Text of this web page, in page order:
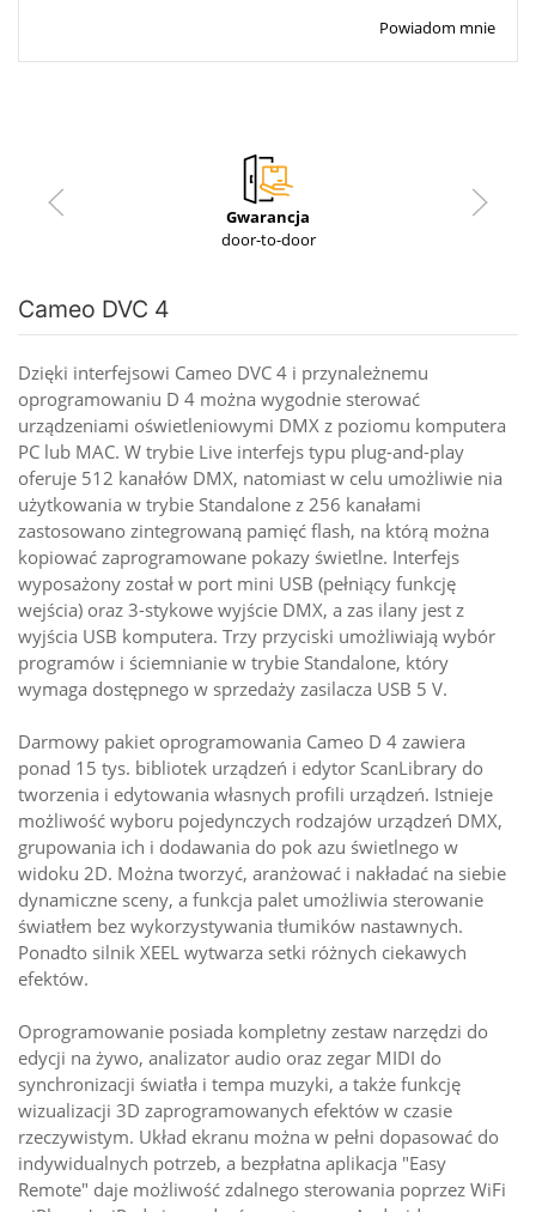
Powiadom mnie
Gwarancja
door-to-door
Cameo DVC 4
Dzięki interfejsowi Cameo DVC 4 i przynależnemu
oprogramowaniu D 4 można wygodnie sterować
urządzeniami oświetleniowymi DMX z poziomu komputera
PC lub MAC. W trybie Live interfejs typu plug-and-play
oferuje 512 kanałów DMX, natomiast w celu umożliwie nia
użytkowania w trybie Standalone z 256 kanałami
zastosowano zintegrowaną pamięć flash, na którą można
kopiować zaprogramowane pokazy świetlne. Interfejs
wyposażony został w port mini USB (pełniący funkcję
wejścia) oraz 3-stykowe wyjście DMX, a zas ilany jest z
wyjścia USB komputera. Trzy przyciski umożliwiają wybór
programów i ściemnianie w trybie Standalone, który
wymaga dostępnego w sprzedaży zasilacza USB 5 V.
Darmowy pakiet oprogramowania Cameo D 4 zawiera
ponad 15 tys. bibliotek urządzeń i edytor ScanLibrary do
tworzenia i edytowania własnych profili urządzeń. Istnieje
możliwość wyboru pojedynczych rodzajów urządzeń DMX,
grupowania ich i dodawania do pok azu świetlnego w
widoku 2D. Można tworzyć, aranżować i nakładać na siebie
dynamiczne sceny, a funkcja palet umożliwia sterowanie
światłem bez wykorzystywania tłumików nastawnych.
Ponadto silnik XEEL wytwarza setki różnych ciekawych
efektów.
Oprogramowanie posiada kompletny zestaw narzędzi do
edycji na żywo, analizator audio oraz zegar MIDI do
synchronizacji światła i tempa muzyki, a także funkcję
wizualizacji 3D zaprogramowanych efektów w czasie
rzeczywistym. Układ ekranu można w pełni dopasować do
indywidualnych potrzeb, a bezpłatna aplikacja "Easy
Remote" daje możliwość zdalnego sterowania poprzez WiFi